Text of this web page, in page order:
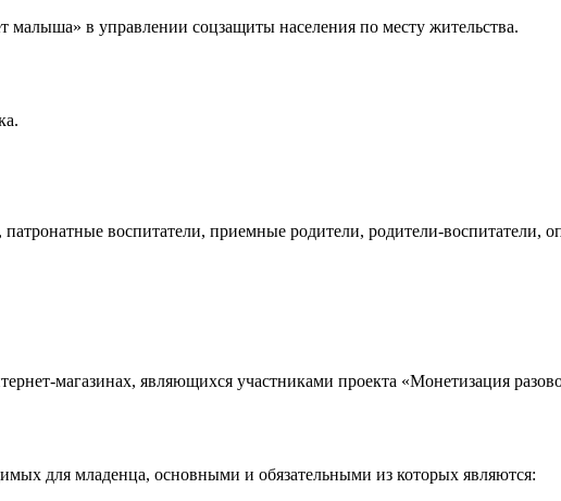
в управлении соцзащиты населения по месту жительства.
воспитатели, приемные родители, родители-воспитатели,
магазинах, являющихся участниками проекта «Монетизация
для младенца, основными и обязательными из которых являются: